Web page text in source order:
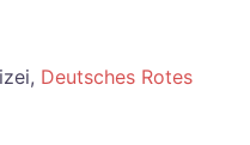
Deutsches Rotes